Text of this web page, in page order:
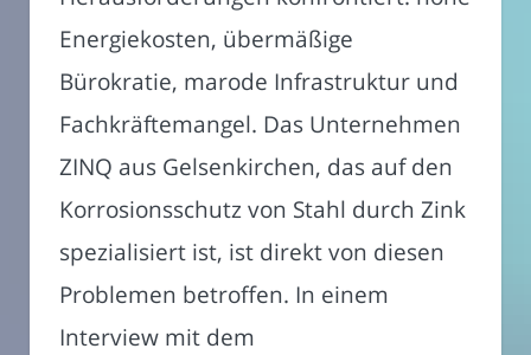
Energiekosten, übermäßige
Bürokratie, marode Infrastruktur und
Fachkräftemangel. Das Unternehmen
ZINQ aus Gelsenkirchen, das auf den
Korrosionsschutz von Stahl durch Zink
spezialisiert ist, ist direkt von diesen
Problemen betroffen. In einem
Interview mit dem